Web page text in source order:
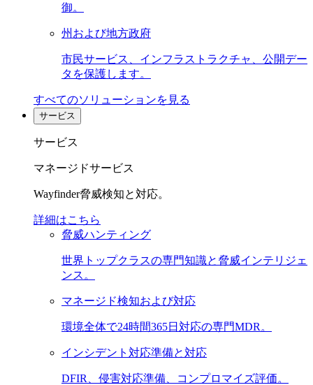
御。
州および地方政府
市民サービス、インフラストラクチャ、公開デー
タを保護します。
すべてのソリューションを見る
サービス
サービス
マネージドサービス
Wayfinder脅威検知と対応。
詳細はこちら
脅威ハンティング
世界トップクラスの専門知識と脅威インテリジェ
ンス。
マネージド検知および対応
環境全体で24時間365日対応の専門MDR。
インシデント対応準備と対応
DFIR、侵害対応準備、コンプロマイズ評価。